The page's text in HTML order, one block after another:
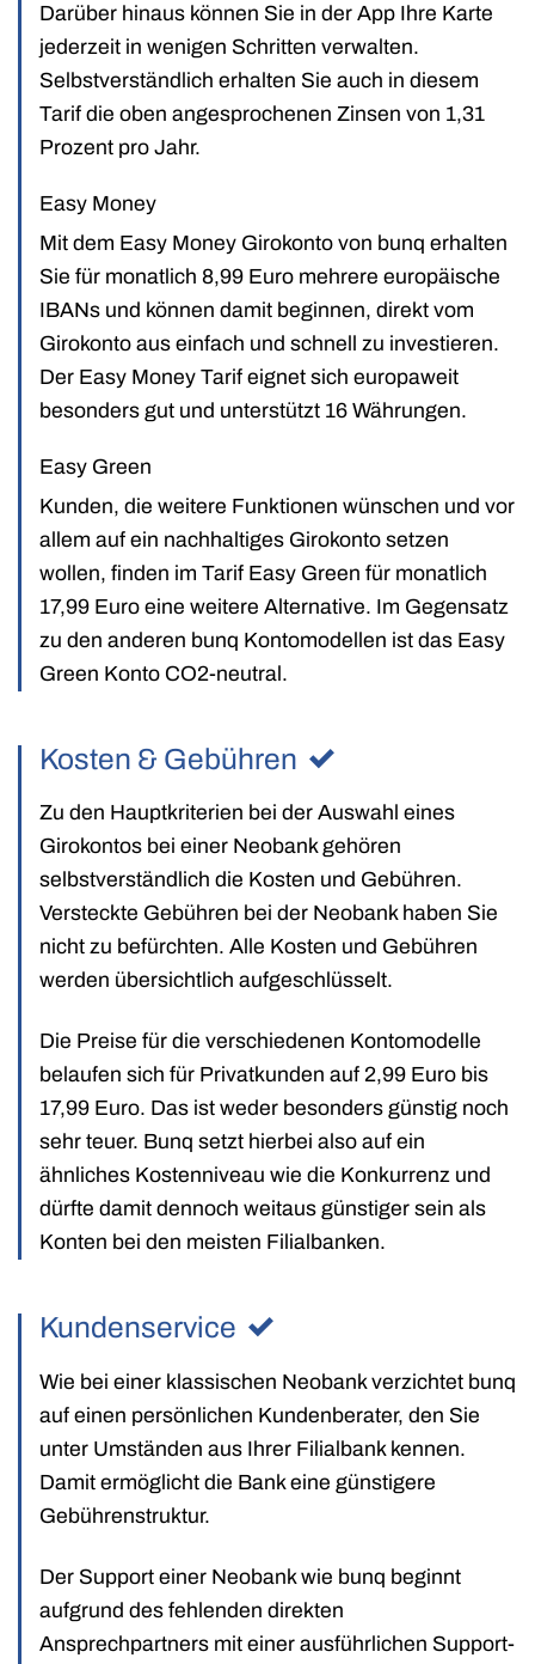
Darüber hinaus können Sie in der App Ihre Karte
jederzeit in wenigen Schritten verwalten.
Selbstverständlich erhalten Sie auch in diesem
Tarif die oben angesprochenen Zinsen von 1,31
Prozent pro Jahr.
Easy Money
Mit dem Easy Money Girokonto von bunq erhalten
Sie für monatlich 8,99 Euro mehrere europäische
IBANs und können damit beginnen, direkt vom
Girokonto aus einfach und schnell zu investieren.
Der Easy Money Tarif eignet sich europaweit
besonders gut und unterstützt 16 Währungen.
Easy Green
Kunden, die weitere Funktionen wünschen und vor
allem auf ein nachhaltiges Girokonto setzen
wollen, finden im Tarif Easy Green für monatlich
17,99 Euro eine weitere Alternative. Im Gegensatz
zu den anderen bunq Kontomodellen ist das Easy
Green Konto CO2-neutral.
Kosten & Gebühren
Zu den Hauptkriterien bei der Auswahl eines
Girokontos bei einer Neobank gehören
selbstverständlich die Kosten und Gebühren.
Versteckte Gebühren bei der Neobank haben Sie
nicht zu befürchten. Alle Kosten und Gebühren
werden übersichtlich aufgeschlüsselt.
Die Preise für die verschiedenen Kontomodelle
belaufen sich für Privatkunden auf 2,99 Euro bis
17,99 Euro. Das ist weder besonders günstig noch
sehr teuer. Bunq setzt hierbei also auf ein
ähnliches Kostenniveau wie die Konkurrenz und
dürfte damit dennoch weitaus günstiger sein als
Konten bei den meisten Filialbanken.
Kundenservice
Wie bei einer klassischen Neobank verzichtet bunq
auf einen persönlichen Kundenberater, den Sie
unter Umständen aus Ihrer Filialbank kennen.
Damit ermöglicht die Bank eine günstigere
Gebührenstruktur.
Der Support einer Neobank wie bunq beginnt
aufgrund des fehlenden direkten
Ansprechpartners mit einer ausführlichen Support-